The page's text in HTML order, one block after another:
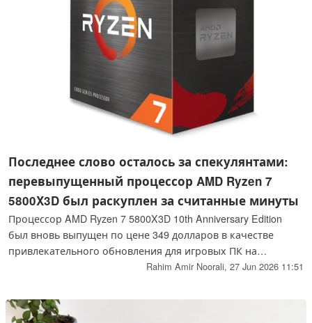
Последнее слово осталось за спекулянтами:
перевыпущенный процессор AMD Ryzen 7
5800X3D был раскуплен за считанные минуты
Процессор AMD Ryzen 7 5800X3D 10th Anniversary Edition
был вновь выпущен по цене 349 долларов в качестве
привлекательного обновления для игровых ПК на
платформе AM4, отличающегося усовершенствованной
характеристиками, однако запасы в крупнейших
розничных сетях были распроданы за считанные минуты.
Rahim Amir Noorali, 27 Jun 2026 11:51